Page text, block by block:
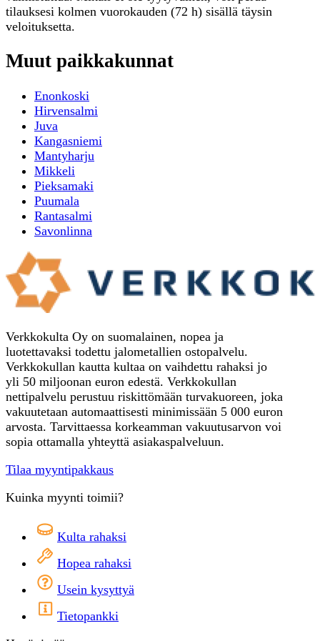
tilauksesi kolmen vuorokauden (72 h) sisällä täysin
veloituksetta.
Muut paikkakunnat
Enonkoski
Hirvensalmi
Juva
Kangasniemi
Mantyharju
Mikkeli
Pieksamaki
Puumala
Rantasalmi
Savonlinna
Verkkokulta Oy on suomalainen, nopea ja
luotettavaksi todettu jalometallien ostopalvelu.
Verkkokullan kautta kultaa on vaihdettu rahaksi jo
yli 50 miljoonan euron edestä. Verkkokullan
nettipalvelu perustuu riskittömään turvakuoreen, joka
vakuutetaan automaattisesti minimissään 5 000 euron
arvosta. Tarvittaessa korkeamman vakuutusarvon voi
sopia ottamalla yhteyttä asiakaspalveluun.
Tilaa myyntipakkaus
Kuinka myynti toimii?
Kulta rahaksi
Hopea rahaksi
Usein kysyttyä
Tietopankki